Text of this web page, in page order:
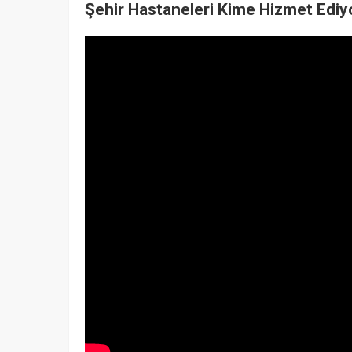
Şehir Hastaneleri Kime Hizmet